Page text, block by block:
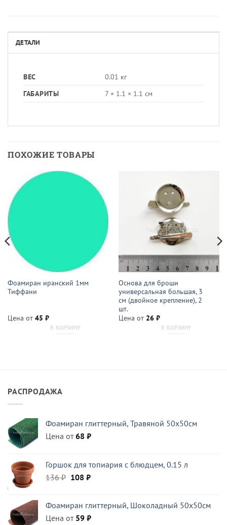
ДЕТАЛИ
ВЕС
0.01 кг
ГАБАРИТЫ
7 × 1.1 × 1.1 см
ПОХОЖИЕ ТОВАРЫ
Фоамиран иранский 1мм
Тиффани
Цена от 45 ₽
В КОРЗИНУ
Основа для броши
универсальная большая, 3
см (двойное крепление), 2
шт.
Цена от 26 ₽
В КОРЗИНУ
РАСПРОДАЖА
Фоамиран глиттерный, Травяной 50x50см
Цена от68 ₽
Горшок для топиария с блюдцем, 0.15 л
136₽ Первоначальная
136 ₽.
108 ₽Текущая
Фоамиран глиттерный, Шоколадный 50x50см
Цена от 59 ₽